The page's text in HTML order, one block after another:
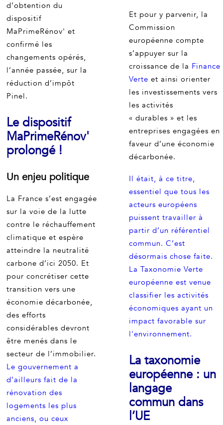
d’obtention du
dispositif
MaPrimeRénov' et
confirmé les
changements opérés,
l’année passée, sur la
réduction d’impôt
Pinel.
Le dispositif
MaPrimeRénov'
prolongé !
Un enjeu politique
La France s’est engagée
sur la voie de la lutte
contre le réchauffement
climatique et espère
atteindre la neutralité
carbone d’ici 2050. Et
pour concrétiser cette
transition vers une
économie décarbonée,
des efforts
considérables devront
être menés dans le
secteur de l’immobilier.
Le gouvernement a
d’ailleurs fait de la
rénovation des
logements les plus
anciens, ou ceux
Et pour y parvenir, la
Commission
européenne compte
s’appuyer sur la
croissance de la Finance
Verte et ainsi orienter
les investissements vers
les activités
« durables » et les
entreprises engagées en
faveur d’une économie
décarbonée.
Il était, à ce titre,
essentiel que tous les
acteurs européens
puissent travailler à
partir d’un référentiel
commun. C’est
désormais chose faite.
La Taxonomie Verte
européenne est venue
classifier les activités
économiques ayant un
impact favorable sur
l'environnement.
La taxonomie
européenne : un
langage
commun dans
l’UE